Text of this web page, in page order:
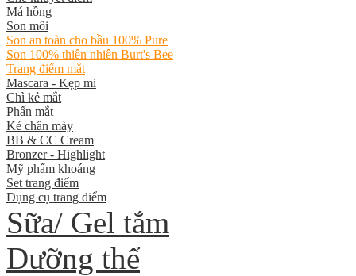
Má hồng
Son môi
Son an toàn cho bầu 100% Pure
Son 100% thiên nhiên Burt's Bee
Trang điểm mắt
Mascara - Kẹp mi
Chì kẻ mắt
Phấn mắt
Kẻ chân mày
BB & CC Cream
Bronzer - Highlight
Mỹ phẩm khoáng
Set trang điểm
Dụng cụ trang điểm
Sữa/ Gel tắm
Dưỡng thể